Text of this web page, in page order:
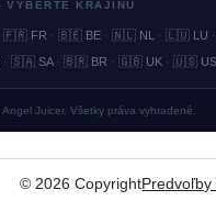
VYBERTE KRAJINU
🇫🇷 FR · 🇧🇪 BE · 🇳🇱 NL · 🇱🇺 LU ·
· 🇸🇦 SA · 🇧🇷 BR · 🇬🇧 UK · 🇺🇸 US
Juicer. Všetky práva vyhradené.
© 2026 Copyright